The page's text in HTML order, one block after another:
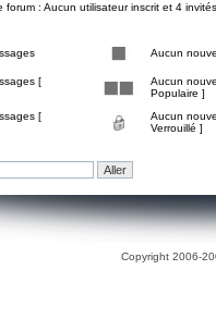
forum : Aucun utilisateur inscrit et 4 invités
Aucun
[
Aucun
Populaire ]
[
Aucun
Verrouillé ]
Copyright 2006-